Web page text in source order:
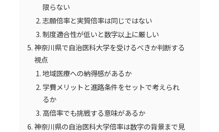
限らない
志願倍率と実質倍率は同じではない
制度適合性が低いと数字以上に厳しい
神奈川県で自治医科大学を受けるべきか判断する
視点
地域医療への納得感があるか
学費メリットと進路条件をセットで考えられ
るか
高倍率でも挑戦する意味があるか
神奈川県の自治医科大学倍率は数字の背景まで見